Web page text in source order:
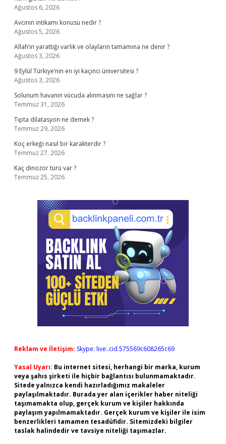
Ağustos 6, 2026
Avcının intikamı konusu nedir ?
Ağustos 5, 2026
Allah’ın yarattığı varlık ve olaylarin tamamına ne denir ?
Ağustos 3, 2026
9 Eylül Türkiye’nin en iyi kaçıncı üniversitesi ?
Ağustos 3, 2026
Solunum havanın vücuda alınmasını ne sağlar ?
Temmuz 31, 2026
Tıpta dilatasyon ne demek ?
Temmuz 29, 2026
Koç erkeği nasıl bir karakterdir ?
Temmuz 27, 2026
Kaç dinozor türü var ?
Temmuz 25, 2026
Reklam ve İletişim: Skype: live:.cid.575569c608265c69
Yasal Uyarı: Bu internet sitesi, herhangi bir marka, kurum
veya şahıs şirketi ile hiçbir bağlantısı bulunmamaktadır.
Sitede yalnızca kendi hazırladığımız makaleler
paylaşılmaktadır. Burada yer alan içerikler haber niteliği
taşımamakta olup, gerçek kurum ve kişiler hakkında
paylaşım yapılmamaktadır. Gerçek kurum ve kişiler ile isim
benzerlikleri tamamen tesadüfidir. Sitemizdeki bilgiler
taslak halindedir ve tavsiye niteliği taşımazlar.